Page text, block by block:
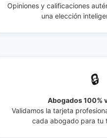
Opiniones y calificaciones
una elección
🔒
Abogados 100%
Validamos la tarjeta
cada abogado para tu